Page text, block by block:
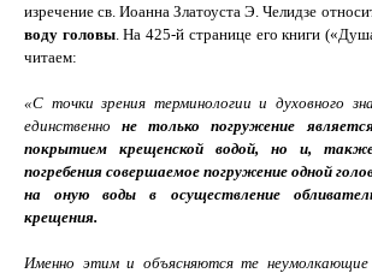
изречение св. Иоанна Златоуста Э. Челидзе
воду головы. На 425-й странице его книги
читаем:
«С точки зрения терминологии и духовного
единственноне только погружение
покрытием крещенской водой, но и,
погребения совершаемое погружение одной
на оную воды в осуществление
крещения.
Именно этим и объясняются те неумолкающие